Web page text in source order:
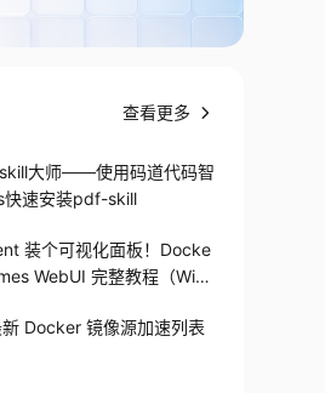
查看更多
大师——使用码道代码智
速安装pdf-skill
装个可视化面板！Docke
WebUI 完整教程（Win
Docker 镜像源加速列表